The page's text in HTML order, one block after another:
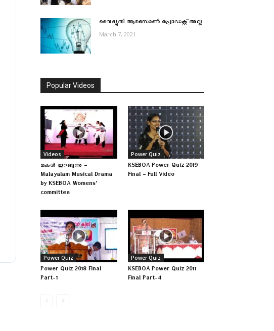
വൈദ്യുതി ആമസോൺ പ്രോഡക്റ്റ് അല്ല
March 7, 2021
Popular Videos
Videos
മകള്‍ ഇറങ്ങുന്നു –
Malayalam Musical Drama
by KSEBOA Womens’
committee
Power Quiz
KSEBOA Power Quiz 2019
Final – Full Video
Power Quiz
Power Quiz 2018 Final
Part-1
Power Quiz
KSEBOA Power Quiz 2011
Final Part-4